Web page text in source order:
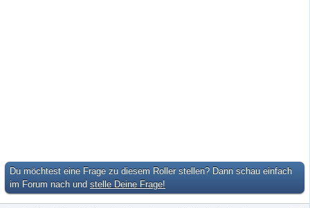
Du möchtest eine Frage zu diesem Roller stellen? Dann schau einfach
im Forum nach und stelle Deine Frage!